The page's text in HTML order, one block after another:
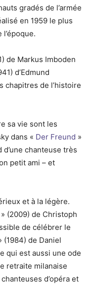
gradés de l’armée
en 1959 le plus
de Markus Imboden
d’Edmund
chapitres de l’histoire
sa vie sont les
dans « Der Freund »
d’une chanteuse très
petit ami – et
et à la légère.
» (2009) de Christoph
de célébrer le
(1984) de Daniel
qui est aussi une ode
retraite milanaise
d’opéra et